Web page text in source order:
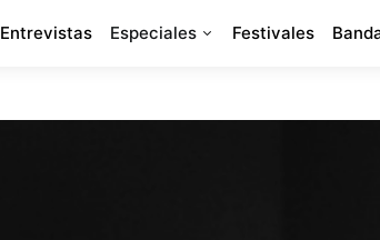
Entrevistas Especiales Festivales